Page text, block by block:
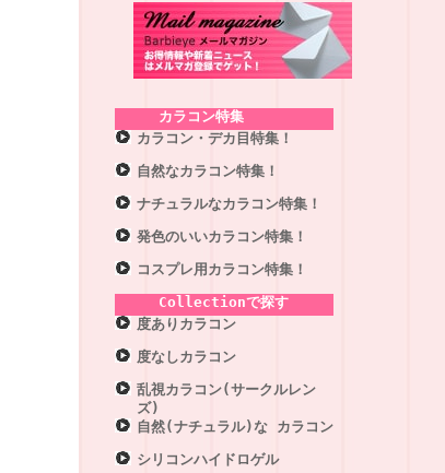
カラコン特集
カラコン・デカ目特集！
自然なカラコン特集！
ナチュラルなカラコン特集！
発色のいいカラコン特集！
コスプレ用カラコン特集！
Collectionで探す
度ありカラコン
度なしカラコン
乱視カラコン(サークルレン
ズ)
自然(ナチュラル)な カラコン
シリコンハイドロゲル